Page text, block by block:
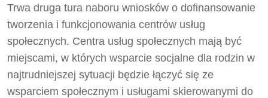
Trwa druga tura naboru wniosków o dofinansowanie
tworzenia i funkcjonowania centrów usług
społecznych. Centra usług społecznych mają być
miejscami, w których wsparcie socjalne dla rodzin w
najtrudniejszej sytuacji będzie łączyć się ze
wsparciem społecznym i usługami skierowanymi do